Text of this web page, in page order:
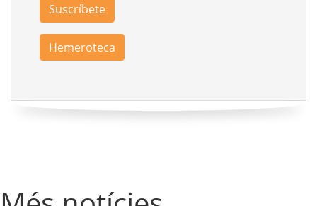
Suscríbete
Hemeroteca